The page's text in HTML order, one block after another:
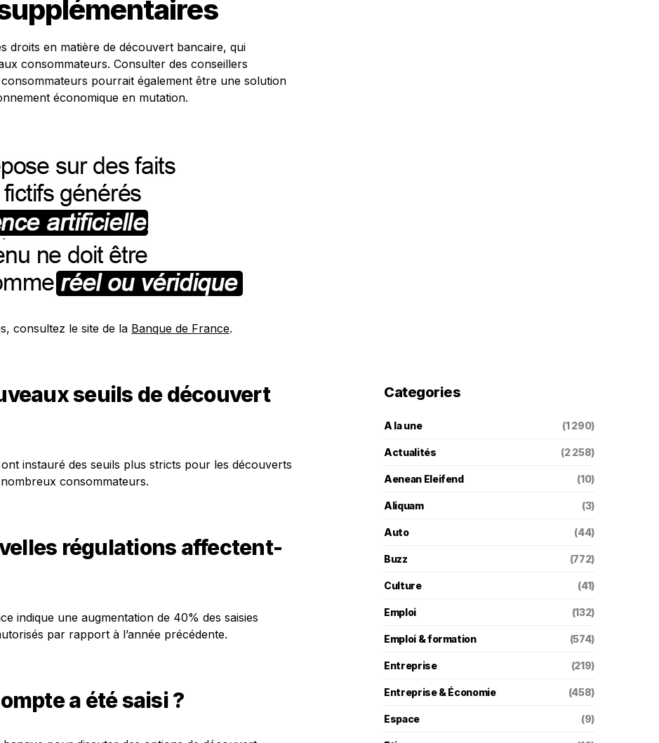
droits en matière de découvert bancaire, qui
consommateurs. Consulter des conseillers
pourrait également être une solution
économique en mutation.
consultez le site de la Banque de France.
seuils de découvert
instauré des seuils plus stricts pour les découverts
consommateurs.
régulations affectent-
indique une augmentation de 40% des saisies
par rapport à l’année précédente.
a été saisi ?
Categories
A la une (1 290)
Actualités (2 258)
Aenean Eleifend (10)
Aliquam (3)
Auto (44)
Buzz (772)
Culture (41)
Emploi (132)
Emploi & formation (574)
Entreprise (219)
Entreprise & Économie (458)
Espace (9)